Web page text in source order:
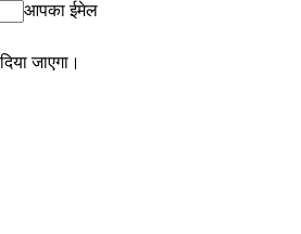
आपका ईमेल
जाएगा।